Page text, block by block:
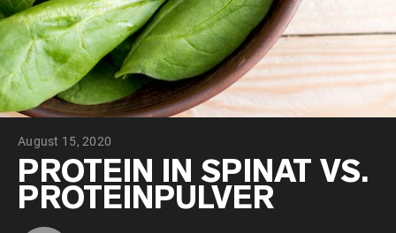
August 15, 2020
PROTEIN IN SPINAT VS.
PROTEINPULVER